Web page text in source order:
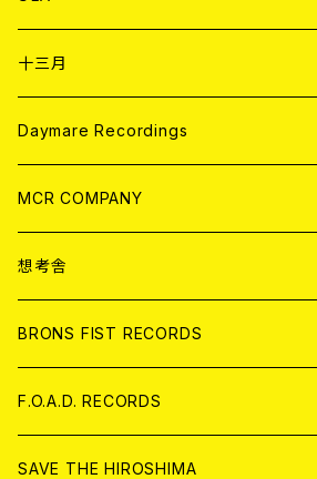
ANALOG
アパレル
CD
ANALOG
十三月
CD
ANALOG
Daymare Recordings
CD
ANALOG
MCR COMPANY
CD
アパレル
ANALOG
想考舎
BRONS FIST RECORDS
CD
ANALOG
F.O.A.D. RECORDS
CD
SAVE THE HIROSHIMA